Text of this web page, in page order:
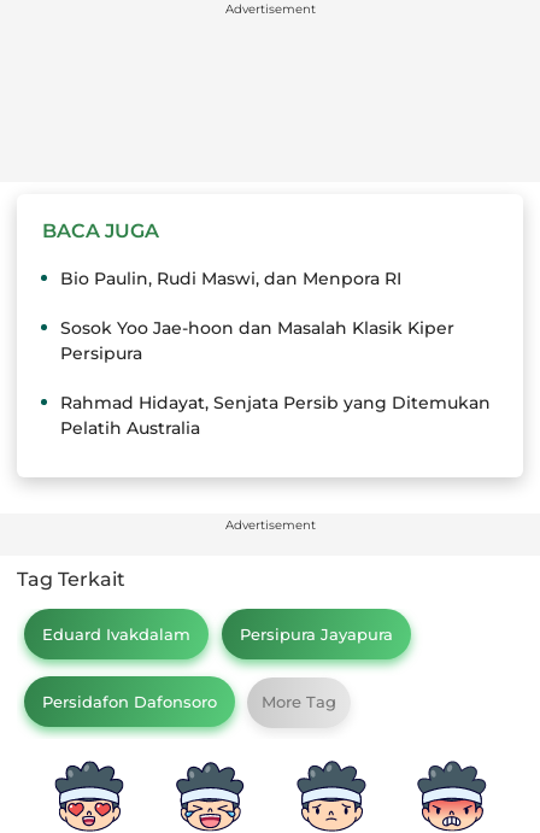
Advertisement
BACA JUGA
Bio Paulin, Rudi Maswi, dan Menpora RI
Sosok Yoo Jae-hoon dan Masalah Klasik Kiper
Persipura
Rahmad Hidayat, Senjata Persib yang Ditemukan
Pelatih Australia
Advertisement
Tag Terkait
Eduard Ivakdalam Persipura Jayapura
Persidafon Dafonsoro More Tag